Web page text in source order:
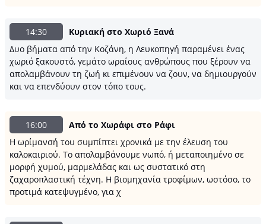
14:30
Κυριακή στο Χωριό Ξανά
Δυο βήματα από την Κοζάνη, η Λευκοπηγή παραμένει ένας
χωριό ξακουστό, γεμάτο ωραίους ανθρώπους που ξέρουν να
απολαμβάνουν τη ζωή κι επιμένουν να ζουν, να δημιουργούν
και να επενδύουν στον τόπο τους.
16:00
Από το Χωράφι στο Ράφι
Η ωρίμανσή του συμπίπτει χρονικά με την έλευση του
καλοκαιριού. Το απολαμβάνουμε νωπό, ή μεταποιημένο σε
μορφή χυμού, μαρμελάδας και ως συστατικό στη
ζαχαροπλαστική τέχνη. Η βιομηχανία τροφίμων, ωστόσο, το
προτιμά κατεψυγμένο, για χ